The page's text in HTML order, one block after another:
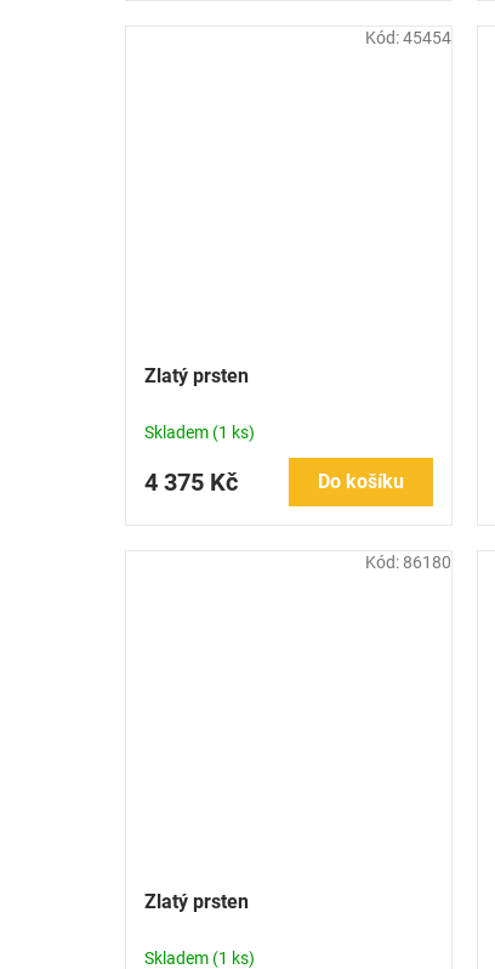
Zlatý prsten
Skladem (1 ks)
4 375 Kč Do košíku
Kód:45454
Zlatý prsten
Skladem (1 ks)
Kód: 86180